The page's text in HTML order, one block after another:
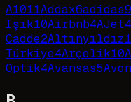
A1011Addax6adidas9
Işık10Airbnb4AJet4
Cadde2Altınyıldız
Türkiye4Arçelik10
Optik4Avansas5Avon